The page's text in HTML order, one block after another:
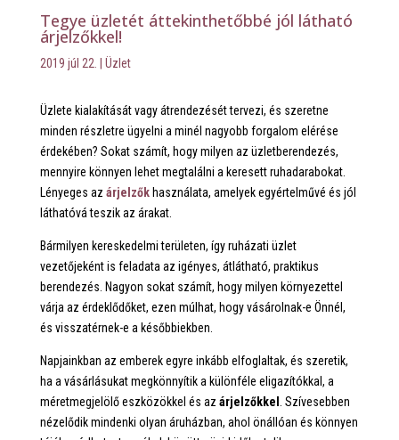
Tegye üzletét áttekinthetőbbé jól látható
árjelzőkkel!
2019 júl 22. | Üzlet
Üzlete kialakítását vagy átrendezését tervezi, és szeretne
minden részletre ügyelni a minél nagyobb forgalom elérése
érdekében? Sokat számít, hogy milyen az üzletberendezés,
mennyire könnyen lehet megtalálni a keresett ruhadarabokat.
Lényeges az árjelzőkhasználata, amelyek egyértelművé és jól
láthatóvá teszik az árakat.
Bármilyen kereskedelmi területen, így ruházati üzlet
vezetőjeként is feladata az igényes, átlátható, praktikus
berendezés. Nagyon sokat számít, hogy milyen környezettel
várja az érdeklődőket, ezen múlhat, hogy vásárolnak-e Önnél,
és visszatérnek-e a későbbiekben.
Napjainkban az emberek egyre inkább elfoglaltak, és szeretik,
ha a vásárlásukat megkönnyítik a különféle eligazítókkal, a
méretmegjelölő eszközökkel és az árjelzőkkel . Szívesebben
nézelődik mindenki olyan áruházban, ahol önállóan és könnyen